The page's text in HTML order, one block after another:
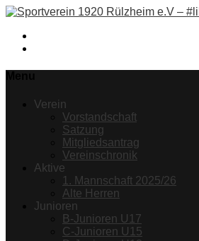
Verein
Vorstandschaft
Satzung
Mitgliedsantrag
Vereinschronik
Aktive
1. Mannschaft 2025/26
Alte Herren
Junioren
B-Junioren U17
C-Junioren U15